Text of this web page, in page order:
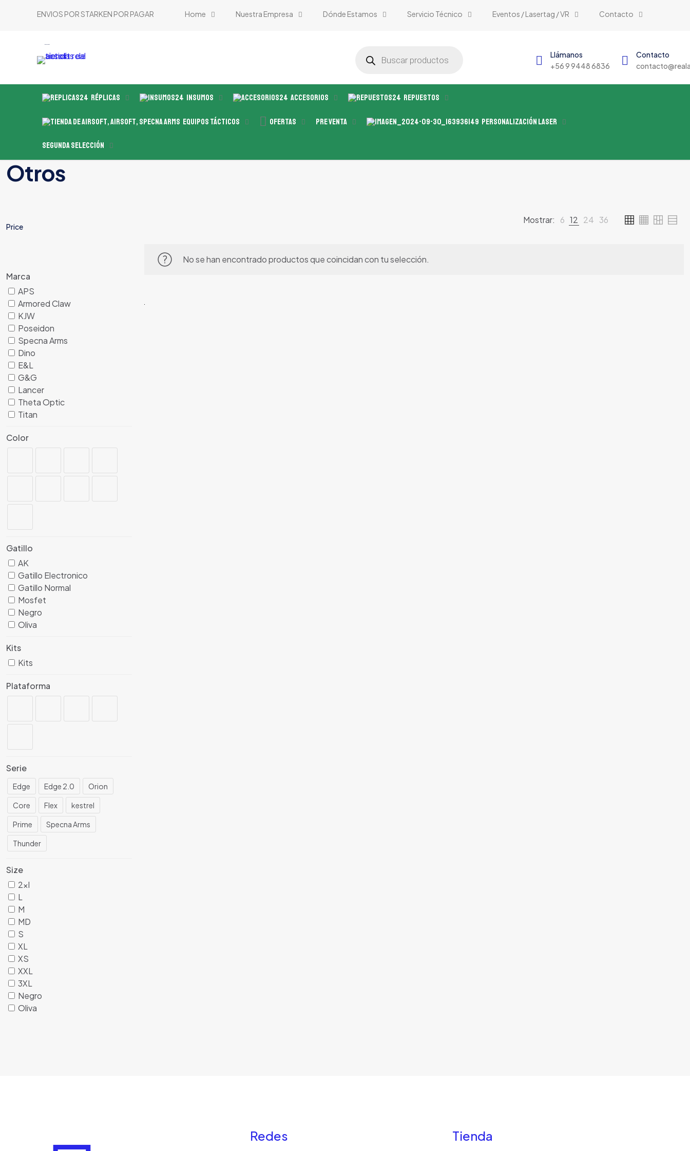
ENVIOS POR STARKEN POR PAGAR Home Nuestra Empresa Dónde Estamos Servicio Técnico Eventos / Lasertag / VR Contacto
productos
Llámanos
+56 9 9448 6836
Contacto
Réplicas Insumos Accesorios Repuestos
Equipos Tácticos Ofertas Pre Venta Personalización Laser
Segunda Selección
Otros
Price
Marca
APS
Armored Claw
KJW
Poseidon
Specna Arms
Dino
E&L
G&G
Lancer
Theta Optic
Titan
Color
Gatillo
AK
Gatillo Electronico
Gatillo Normal
Mosfet
Negro
Oliva
Kits
Kits
Plataforma
Serie
Edge Edge 2.0 Orion
Core Flex kestrel
Prime Specna Arms
Thunder
Size
2xl
L
M
MD
S
XL
XS
XXL
3XL
Negro
Oliva
Mostrar: 6 12 24 36
No se han encontrado productos que coincidan con tu selección.
Redes Tienda